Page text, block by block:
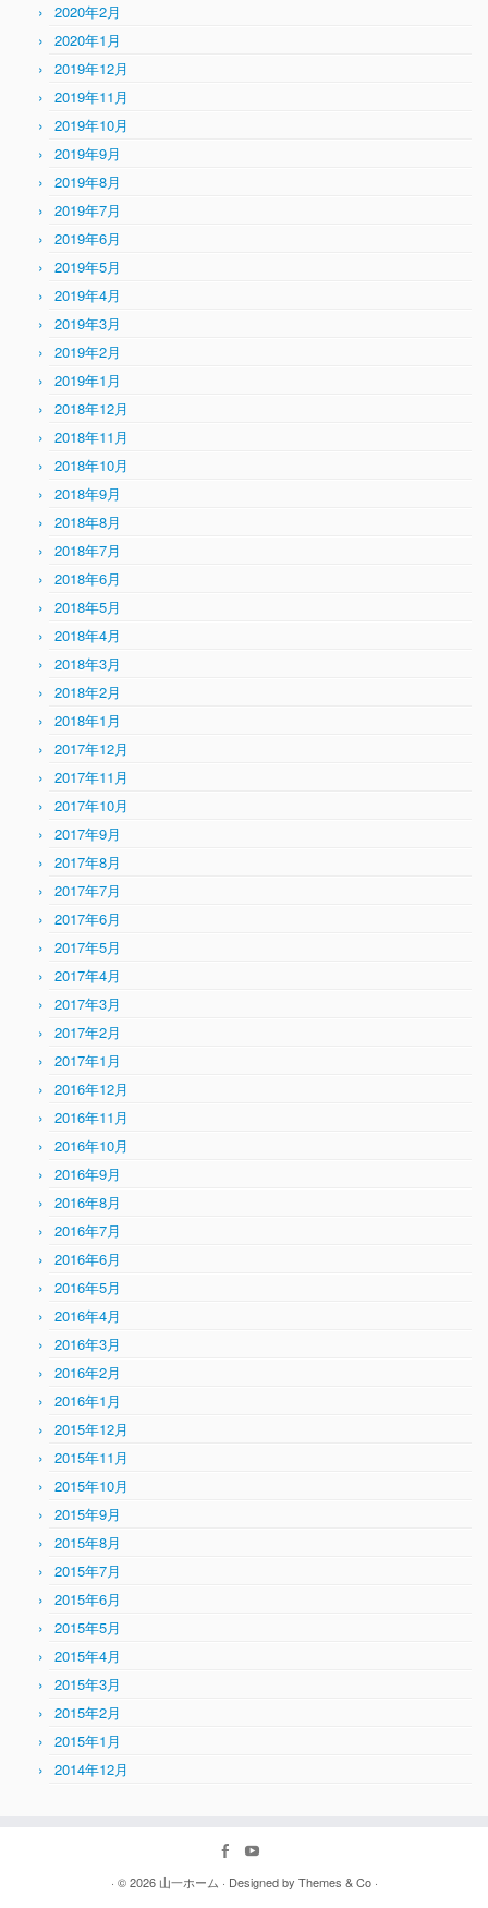
2020年2月
2020年1月
2019年12月
2019年11月
2019年10月
2019年9月
2019年8月
2019年7月
2019年6月
2019年5月
2019年4月
2019年3月
2019年2月
2019年1月
2018年12月
2018年11月
2018年10月
2018年9月
2018年8月
2018年7月
2018年6月
2018年5月
2018年4月
2018年3月
2018年2月
2018年1月
2017年12月
2017年11月
2017年10月
2017年9月
2017年8月
2017年7月
2017年6月
2017年5月
2017年4月
2017年3月
2017年2月
2017年1月
2016年12月
2016年11月
2016年10月
2016年9月
2016年8月
2016年7月
2016年6月
2016年5月
2016年4月
2016年3月
2016年2月
2016年1月
2015年12月
2015年11月
2015年10月
2015年9月
2015年8月
2015年7月
2015年6月
2015年5月
2015年4月
2015年3月
2015年2月
2015年1月
2014年12月
· © 2026 山一ホーム · Designed by Themes & Co·